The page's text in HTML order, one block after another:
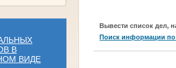
В
ВИДЕ
Вывести список дел,
Поиск информации